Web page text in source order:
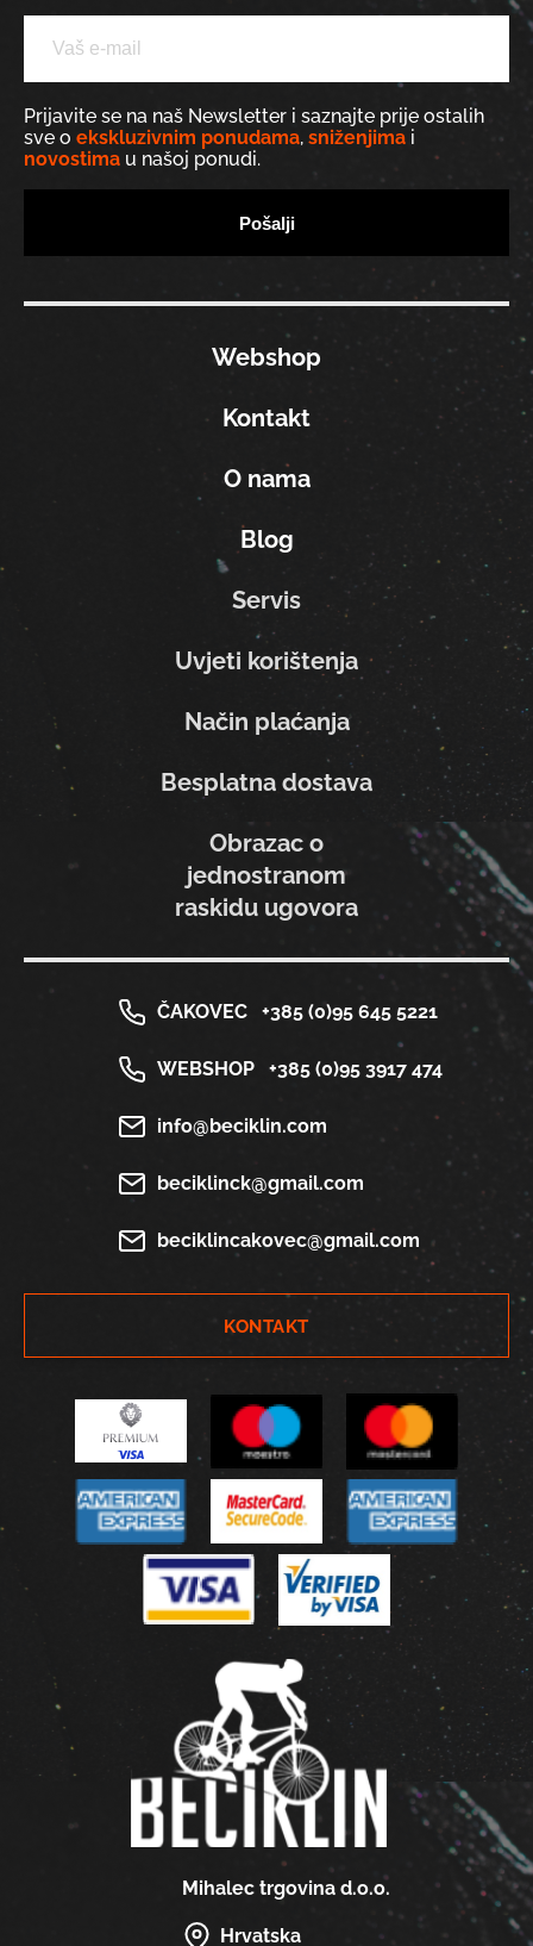
Prijavite se na naš Newsletter i saznajte prije ostalih
sve o ekskluzivnim ponudama, sniženjima i
novostima u našoj ponudi.
Mihalec trgovina d.o.o.
Hrvatska
Webshop
Kontakt
O nama
Blog
Servis
Uvjeti korištenja
Način plaćanja
Besplatna dostava
Obrazac o
jednostranom
raskidu ugovora
ČAKOVEC +385 (0)95 645 5221
WEBSHOP +385 (0)95 3917 474
info@beciklin.com
beciklinck@gmail.com
beciklincakovec@gmail.com
KONTAKT